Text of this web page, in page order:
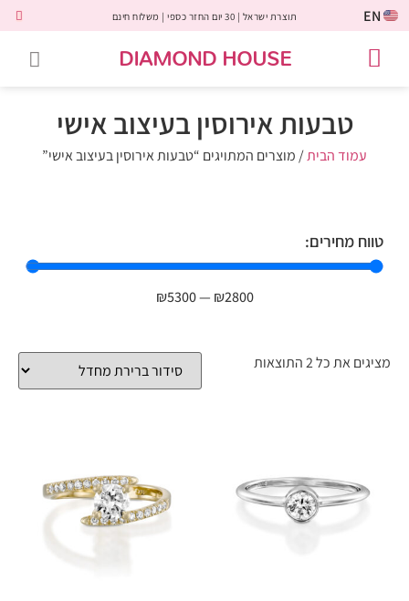
EN תוצרת ישראל | 30 יום החזר כספי | משלוח חינם
DIAMOND HOUSE
טבעות אירוסין בעיצוב אישי
עמוד הבית/ מוצרים המתויגים “טבעות אירוסין בעיצוב אישי”
טווח מחירים:
₪2800
—
₪5300
מציגים את כל ⁦2⁩ התוצאות